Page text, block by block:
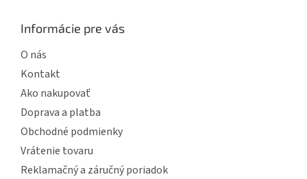
Informácie pre vás
O nás
Kontakt
Ako nakupovať
Doprava a platba
Obchodné podmienky
Vrátenie tovaru
Reklamačný a záručný poriadok